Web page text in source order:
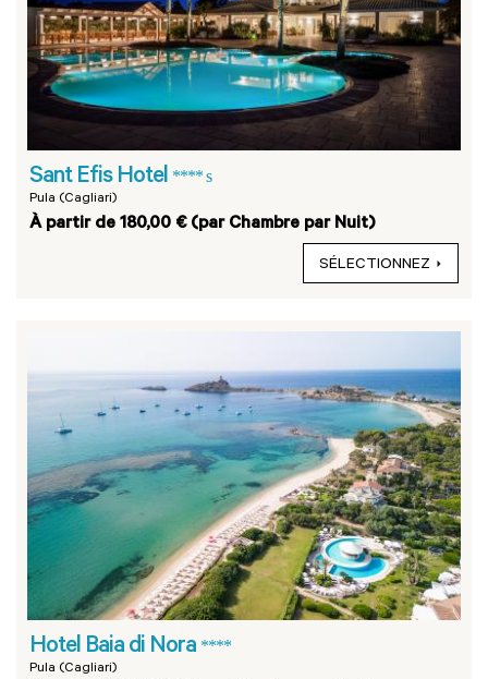
Sant Efis Hotel **** s
Pula (Cagliari)
À partir de 180,00 € (par Chambre par Nuit)
SÉLECTIONNEZ
Hotel Baia di Nora ****
Pula (Cagliari)